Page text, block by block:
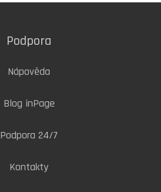
Podpora
Nápověda
Blog inPage
Podpora 24/7
Kontakty